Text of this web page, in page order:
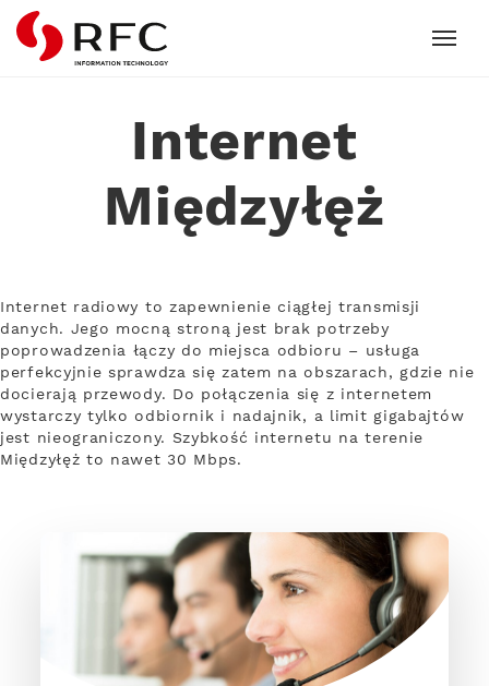
RFC
Internet
Międzyłęż
Internet radiowy to zapewnienie ciągłej transmisji
danych. Jego mocną stroną jest brak potrzeby
poprowadzenia łączy do miejsca odbioru – usługa
perfekcyjnie sprawdza się zatem na obszarach, gdzie nie
docierają przewody. Do połączenia się z internetem
wystarczy tylko odbiornik i nadajnik, a limit gigabajtów
jest nieograniczony. Szybkość internetu na terenie
Międzyłęż to nawet 30 Mbps.